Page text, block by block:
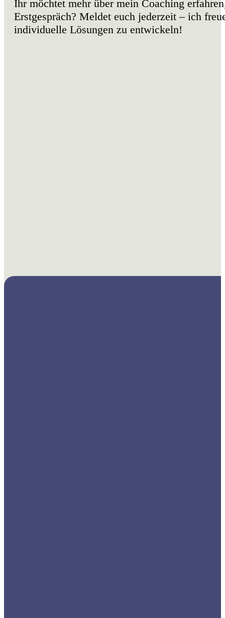
Ihr möchtet mehr über mein Coaching
Erstgespräch? Meldet euch jederzeit – ich
individuelle Lösungen zu entwickeln!